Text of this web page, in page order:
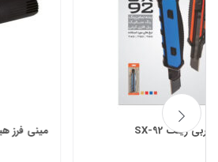
دریل پیچ گوشتی هیوندای مدل